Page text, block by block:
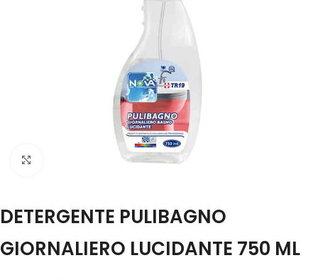
DETERGENTE PULIBAGNO
GIORNALIERO LUCIDANTE 750 ML